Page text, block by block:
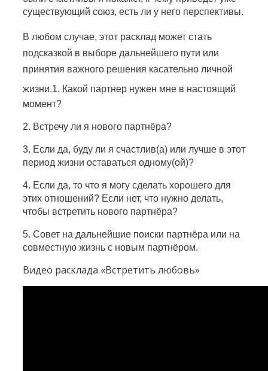
существующий союз, есть ли у него перспективы.
В любом случае, этот расклад может стать
подсказкой в выборе дальнейшего пути или
принятия важного решения касательно личной
жизни.1. Какой партнер нужен мне в настоящий
момент?
2. Встречу ли я нового партнёра?
3. Если да, буду ли я счастлив(а) или лучше в этот
период жизни оставаться одному(ой)?
4. Если да, то что я могу сделать хорошего для
этих отношений? Если нет, что нужно делать,
чтобы встретить нового партнёра?
5. Совет на дальнейшие поиски партнёра или на
совместную жизнь с новым партнёром.
Видео расклада «Встретить любовь»